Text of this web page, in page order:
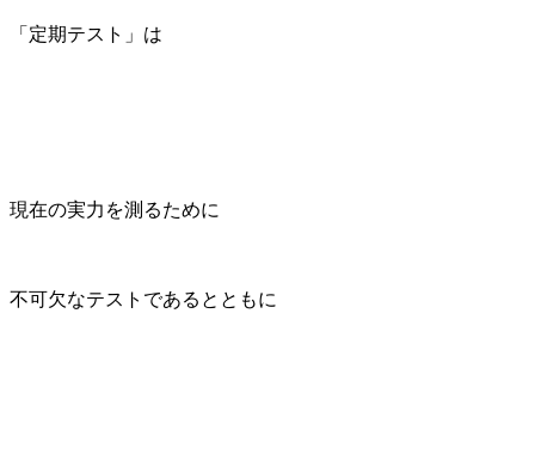
「定期テスト」は
現在の実力を測るために
不可欠なテストであるとともに